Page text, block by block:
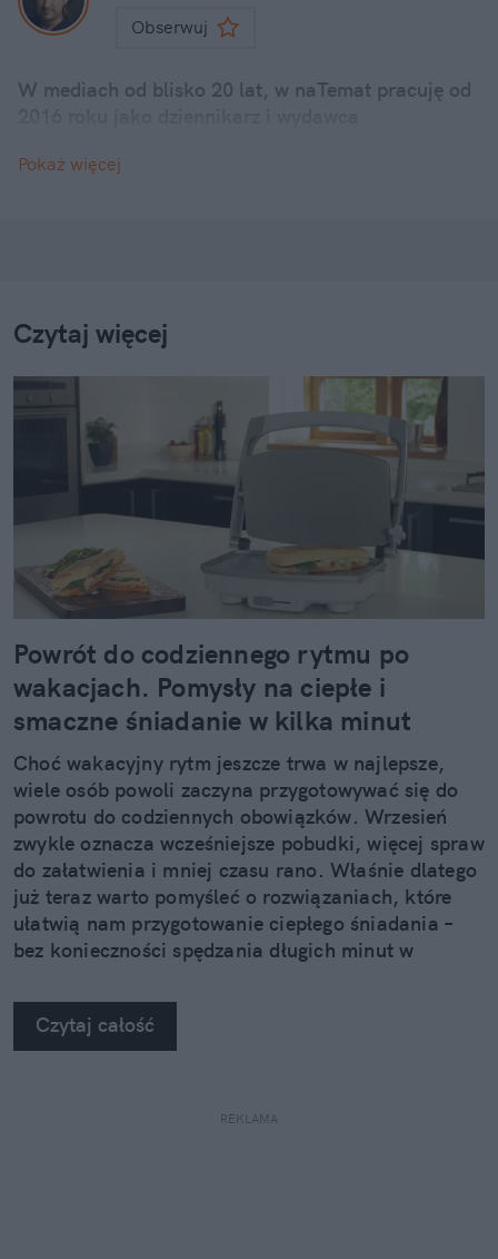
Obserwuj
W mediach od blisko 20 lat, w naTemat pracuję od
Pokaż więcej
Czytaj więcej
Powrót do codziennego rytmu po
wakacjach. Pomysły na ciepłe i
smaczne śniadanie w kilka minut
Choć wakacyjny rytm jeszcze trwa w najlepsze,
wiele osób powoli zaczyna przygotowywać się do
powrotu do codziennych obowiązków. Wrzesień
zwykle oznacza wcześniejsze pobudki, więcej spraw
do załatwienia i mniej czasu rano. Właśnie dlatego
już teraz warto pomyśleć o rozwiązaniach, które
ułatwią nam przygotowanie ciepłego śniadania –
bez konieczności spędzania długich minut w
Czytaj całość
REKLAMA